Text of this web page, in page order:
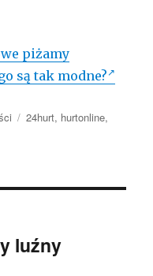
piżamy
są tak modne?
Tagi
24hurt, hurtonline,
luźny